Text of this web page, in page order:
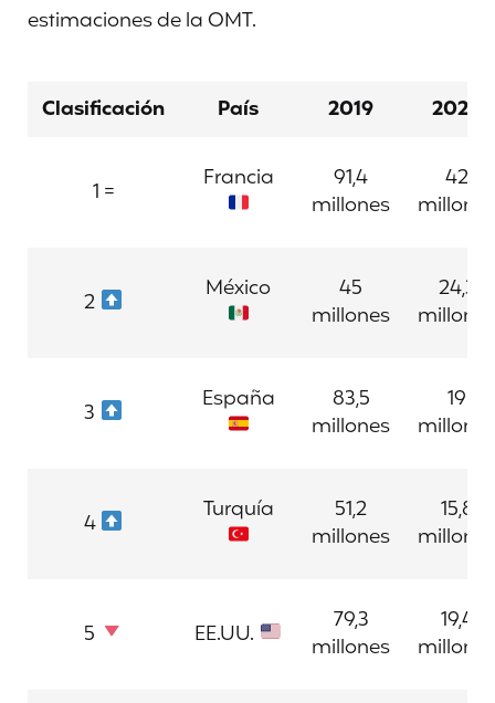
estimaciones de la OMT.
Clasificación País 2019 2020
1 = Francia
91,4
millones
42
millones
2 México
45
millones
24,3
millones
3 España
83,5
millones
19
millones
4 Turquía
51,2
millones
15,8
millones
5 EE.UU.
79,3
millones
19,4
millones